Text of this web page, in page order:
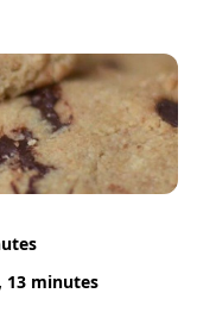
13 minutes